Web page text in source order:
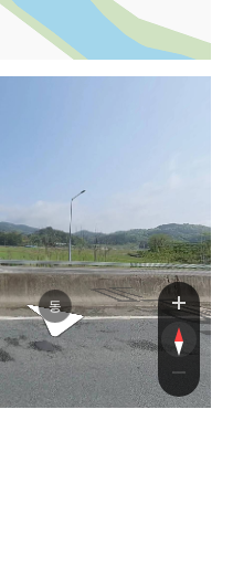
로
로
동